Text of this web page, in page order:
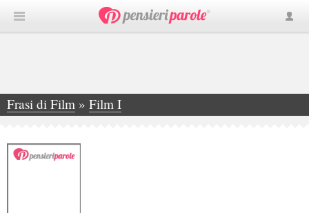
Frasi di Film » Film I
»Into Darkness - Star Trek